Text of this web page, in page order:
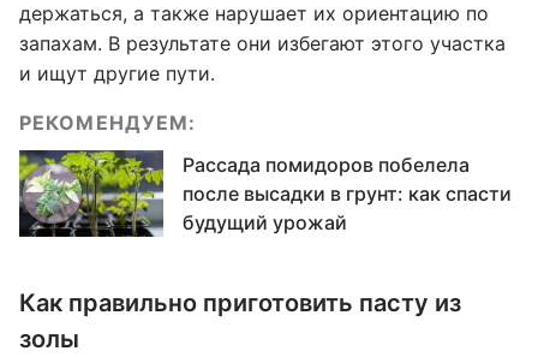
держаться, а также нарушает их ориентацию по
запахам. В результате они избегают этого участка
и ищут другие пути.
РЕКОМЕНДУЕМ:
Рассада помидоров побелела
после высадки в грунт: как спасти
будущий урожай
Как правильно приготовить пасту из
золы